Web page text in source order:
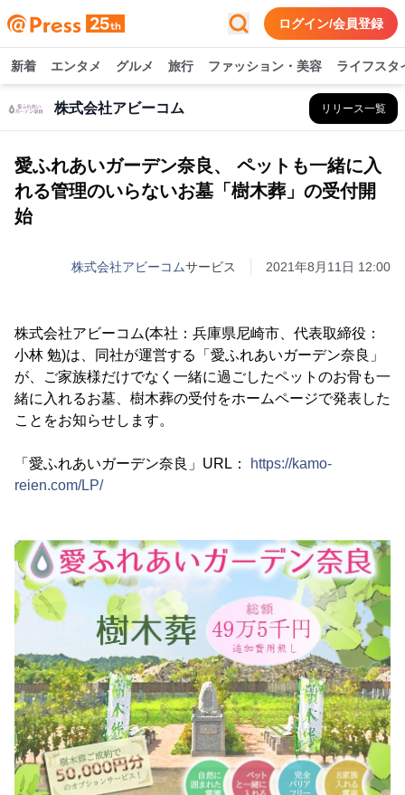
ログイン/会員登録
新着 エンタメ グルメ 旅行 ファッション・美容 ライフスタ
株式会社アビーコム リリース一覧
愛ふれあいガーデン奈良、 ペットも一緒に入
れる管理のいらないお墓「樹木葬」の受付開
始
株式会社アビーコムサービス 2021年8月11日 12:00
株式会社アビーコム(本社：兵庫県尼崎市、代表取締役：
小林 勉)は、同社が運営する「愛ふれあいガーデン奈良」
が、ご家族様だけでなく一緒に過ごしたペットのお骨も一
緒に入れるお墓、樹木葬の受付をホームページで発表した
ことをお知らせします。
「愛ふれあいガーデン奈良」URL：
https://kamo-
reien.com/LP/